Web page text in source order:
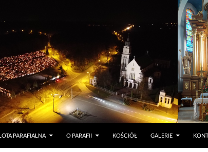
PARAFIALNA O PARAFII KOŚCIÓŁ GALERIE